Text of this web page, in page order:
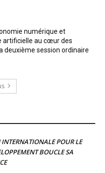
numérique et
artificielle au cœur des
deuxième session ordinaire
POUR LE
BOUCLE SA